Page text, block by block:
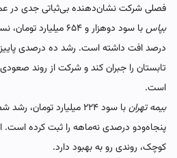
فصلی شرکت نشان‌دهنده بی‌ثباتی جدی در
بپاس
با سود دو‌هزار و ۶۵۴
درصد افت داشته است. رشد ده درصدی
تابستان را جبران کند و شرکت از روند
است.
بیمه تهران
با سود ۲۲۴ میلیارد
پنجاه‌ودو درصدی نه‌ماهه را ثبت کرده
کوچک، روندی رو به بهبود دارد.